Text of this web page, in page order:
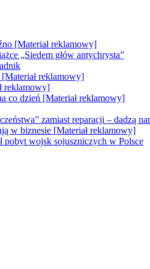
[Materiał reklamowy]
„Siedem głów antychrysta”
reklamowy]
reklamowy]
co dzień [Materiał reklamowy]
zamiast reparacji – dadzą
w biznesie [Materiał reklamowy]
wojsk sojuszniczych w Polsce